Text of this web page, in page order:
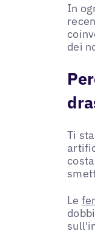
In
dei
Ti
Le